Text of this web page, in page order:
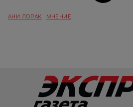
АНИ ЛОРАК МНЕНИЕ